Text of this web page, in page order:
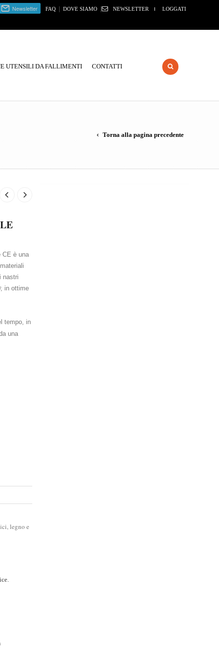
NEWSLETTER LOGGATI
FAQ | DOVE SIAMO |
UTENSILI DA FALLIMENTI CONTATTI
Torna alla pagina precedente
CE è una
nastri
in ottime
tempo, in
una
legno e